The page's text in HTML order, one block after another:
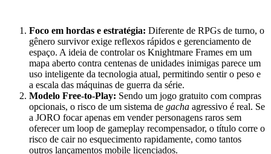
Foco em hordas e estratégia: Diferente de RPGs de turno, o
gênero survivor exige reflexos rápidos e gerenciamento de
espaço. A ideia de controlar os Knightmare Frames em um
mapa aberto contra centenas de unidades inimigas parece um
uso inteligente da tecnologia atual, permitindo sentir o peso e
a escala das máquinas de guerra da série.
Modelo Free-to-Play: Sendo um jogo gratuito com compras
opcionais, o risco de um sistema de gacha agressivo é real. Se
a JORO focar apenas em vender personagens raros sem
oferecer um loop de gameplay recompensador, o título corre o
risco de cair no esquecimento rapidamente, como tantos
outros lançamentos mobile licenciados.